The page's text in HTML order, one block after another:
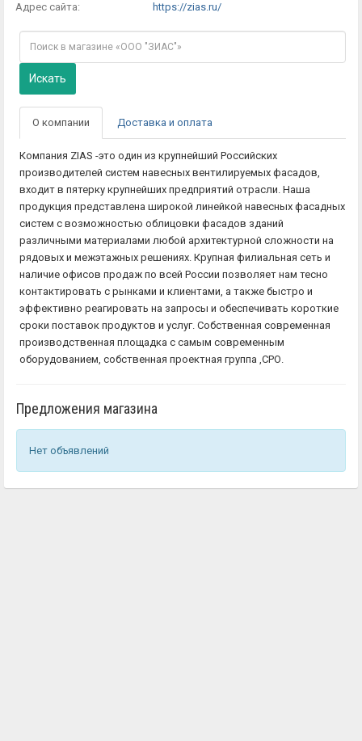
Адрес сайта:
https://zias.ru/
Искать
О компании Доставка и оплата
Компания ZIAS -это один из крупнейший Российских
производителей систем навесных вентилируемых фасадов,
входит в пятерку крупнейших предприятий отрасли. Наша
продукция представлена широкой линейкой навесных фасадных
систем с возможностью облицовки фасадов зданий
различными материалами любой архитектурной сложности на
рядовых и межэтажных решениях. Крупная филиальная сеть и
наличие офисов продаж по всей России позволяет нам тесно
контактировать с рынками и клиентами, а также быстро и
эффективно реагировать на запросы и обеспечивать короткие
сроки поставок продуктов и услуг. Собственная современная
производственная площадка с самым современным
оборудованием, собственная проектная группа ,СРО.
Предложения магазина
Нет объявлений